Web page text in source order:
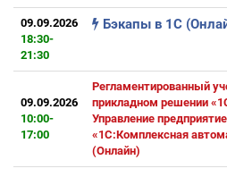
09.09.2026
18:30-
21:30
Бэкапы в 1С
09.09.2026
10:00-
17:00
Регламентированный
прикладном решении
Управление
«1С:Комплексная
(Онлайн)